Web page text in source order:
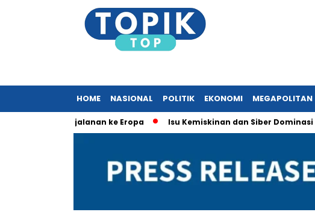
HOME NASIONAL POLITIK EKONOMI MEGAPOLITAN
Perjalanan ke Eropa Isu Kemiskinan dan Siber Dominasi Sidang